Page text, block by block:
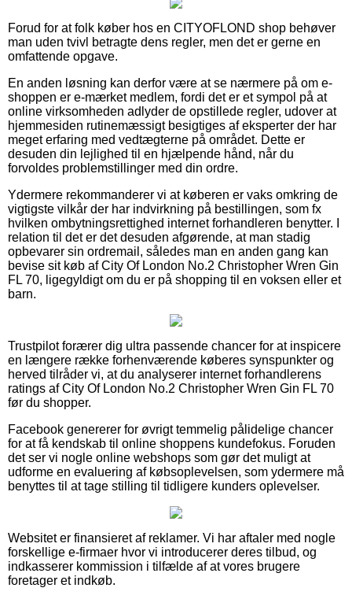
Forud for at folk køber hos en CITYOFLOND shop behøver
man uden tvivl betragte dens regler, men det er gerne en
omfattende opgave.
En anden løsning kan derfor være at se nærmere på om e-
shoppen er e-mærket medlem, fordi det er et sympol på at
online virksomheden adlyder de opstillede regler, udover at
hjemmesiden rutinemæssigt besigtiges af eksperter der har
meget erfaring med vedtægterne på området. Dette er
desuden din lejlighed til en hjælpende hånd, når du
forvoldes problemstillinger med din ordre.
Ydermere rekommanderer vi at køberen er vaks omkring de
vigtigste vilkår der har indvirkning på bestillingen, som fx
hvilken ombytningsrettighed internet forhandleren benytter. I
relation til det er det desuden afgørende, at man stadig
opbevarer sin ordremail, således man en anden gang kan
bevise sit køb af City Of London No.2 Christopher Wren Gin
FL 70, ligegyldigt om du er på shopping til en voksen eller et
barn.
Trustpilot forærer dig ultra passende chancer for at inspicere
en længere række forhenværende køberes synspunkter og
herved tilråder vi, at du analyserer internet forhandlerens
ratings af City Of London No.2 Christopher Wren Gin FL 70
før du shopper.
Facebook genererer for øvrigt temmelig pålidelige chancer
for at få kendskab til online shoppens kundefokus. Foruden
det ser vi nogle online webshops som gør det muligt at
udforme en evaluering af købsoplevelsen, som ydermere må
benyttes til at tage stilling til tidligere kunders oplevelser.
Websitet er finansieret af reklamer. Vi har aftaler med nogle
forskellige e-firmaer hvor vi introducerer deres tilbud, og
indkasserer kommission i tilfælde af at vores brugere
foretager et indkøb.